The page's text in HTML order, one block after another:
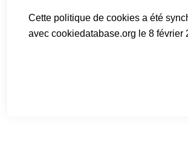
Cette politique de cookies a été
avec cookiedatabase.org le 8 février